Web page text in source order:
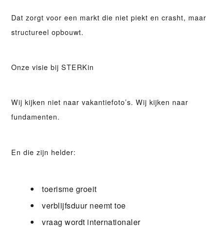
Dat zorgt voor een markt die niet piekt en crasht, maar
structureel opbouwt.
Onze visie bij STERKin
Wij kijken niet naar vakantiefoto’s. Wij kijken naar
fundamenten.
En die zijn helder:
toerisme groeit
verblijfsduur neemt toe
vraag wordt internationaler